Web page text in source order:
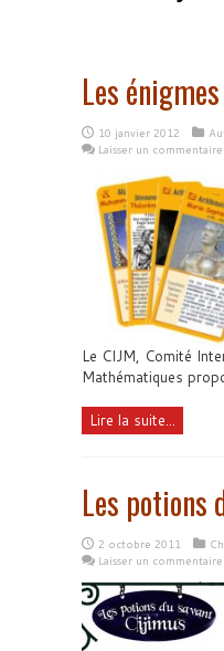
Les
10 janvier 2012
Laisser un commentaire
Le CIJM, Comité
Mathématiques
Lire la suite...
Les potions
2 octobre 2011
Laisser un commentaire